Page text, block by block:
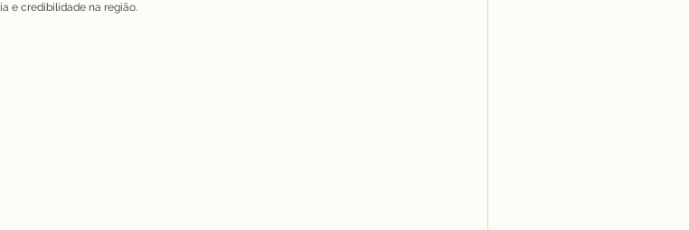
e credibilidade na região.